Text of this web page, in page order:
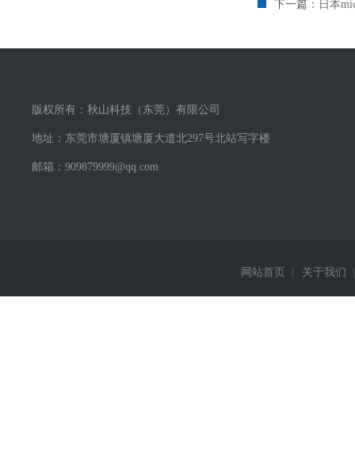
下一篇： 日本
版权所有：秋山科技（东莞）有限公司
地址：东莞市塘厦镇塘厦大道北297号北站写字楼
邮箱：909879999@qq.com
网站首页 关于我们